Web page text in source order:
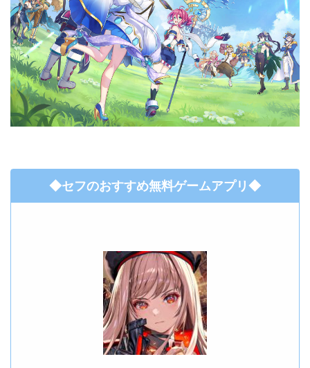
◆セフのおすすめ無料ゲームアプリ◆